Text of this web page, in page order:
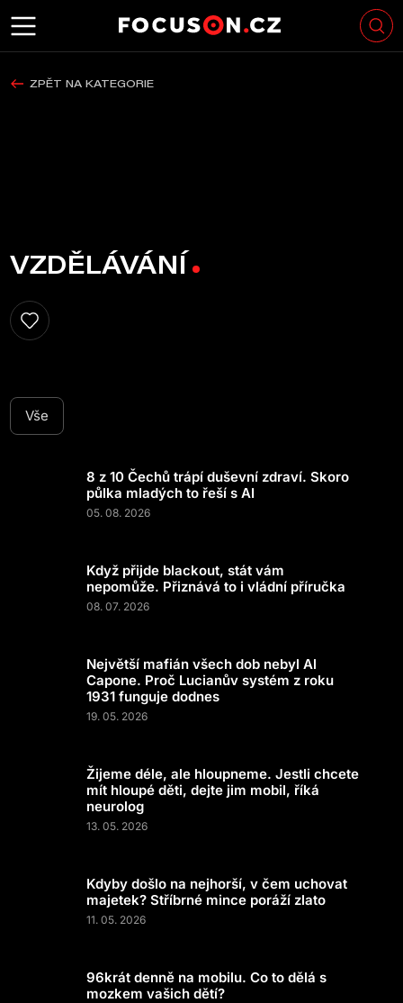
ZPĚT NA KATEGORIE
VZDĚLÁVÁNÍ
Vše
8 z 10 Čechů trápí duševní zdraví. Skoro
půlka mladých to řeší s AI
05. 08. 2026
Když přijde blackout, stát vám
nepomůže. Přiznává to i vládní příručka
08. 07. 2026
Největší mafián všech dob nebyl Al
Capone. Proč Lucianův systém z roku
1931 funguje dodnes
19. 05. 2026
Žijeme déle, ale hloupneme. Jestli chcete
mít hloupé děti, dejte jim mobil, říká
neurolog
13. 05. 2026
Kdyby došlo na nejhorší, v čem uchovat
majetek? Stříbrné mince poráží zlato
11. 05. 2026
96krát denně na mobilu. Co to dělá s
mozkem vašich dětí?